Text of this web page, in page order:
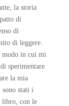
la storia
di
di
di leggere.
modo in cui mi
sperimentare
la mia
sono stati i
libro, con le